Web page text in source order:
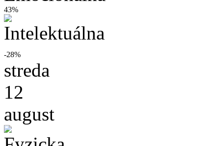
43%
-28%
streda
12
august